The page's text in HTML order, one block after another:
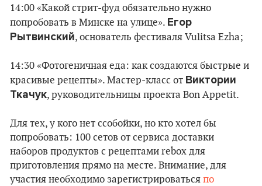
14:00 «Какой стрит-фуд обязательно нужно
попробовать в Минске на улице». Егор
Рытвинский, основатель фестиваля Vulitsa Ezha;
14:30 «Фотогеничная еда: как создаются быстрые и
красивые рецепты». Мастер-класс от Виктории
Ткачук, руководительницы проекта Bon Appetit.
Для тех, у кого нет ссобойки, но кто хотел бы
попробовать: 100 сетов от сервиса доставки
наборов продуктов с рецептами rebox для
приготовления прямо на месте. Внимание, для
участия необходимо зарегистрироваться по